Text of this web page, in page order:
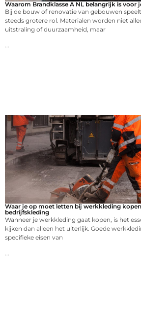
Waarom Brandklasse A NL belangrijk is voor
Bij de bouw of renovatie van gebouwen
steeds grotere rol. Materialen worden niet
uitstraling of duurzaamheid, maar
...
Waar je op moet letten bij werkkleding
bedrijfskleding
Wanneer je werkkleding gaat kopen, is het
kijken dan alleen het uiterlijk. Goede
specifieke eisen van
...